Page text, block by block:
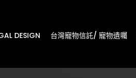
DESIGN 台灣寵物信託/ 寵物遺囑